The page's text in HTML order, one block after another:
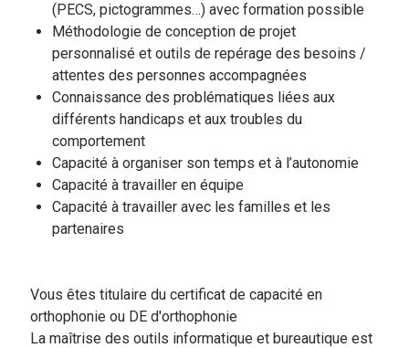
(PECS, pictogrammes…) avec formation possible
Méthodologie de conception de projet
personnalisé et outils de repérage des besoins /
attentes des personnes accompagnées
Connaissance des problématiques liées aux
différents handicaps et aux troubles du
comportement
Capacité à organiser son temps et à l’autonomie
Capacité à travailler en équipe
Capacité à travailler avec les familles et les
partenaires
Vous êtes titulaire du certificat de capacité en
orthophonie ou DE d'orthophonie
La maîtrise des outils informatique et bureautique est